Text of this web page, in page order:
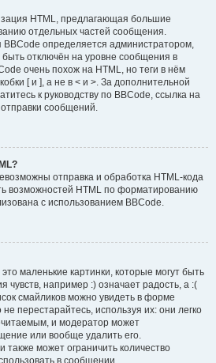
HTML, предлагающая большие
отдельных частей сообщения.
BBCode определяется администратором,
отключён на уровне сообщения в
очень похож на HTML, но теги в нём
[ и ], а не в < и >. За дополнительной
к руководству по BBCode, ссылка на
сообщений.
отправка и обработка HTML-кода
возможностей HTML по форматированию
с использованием BBCode.
маленькие картинки, которые могут быть
чувств, например :) означает радость, а :(
смайликов можно увидеть в форме
перестарайтесь, используя их: они легко
и модератор может
или вообще удалить его.
может ограничить количество
в сообщении.